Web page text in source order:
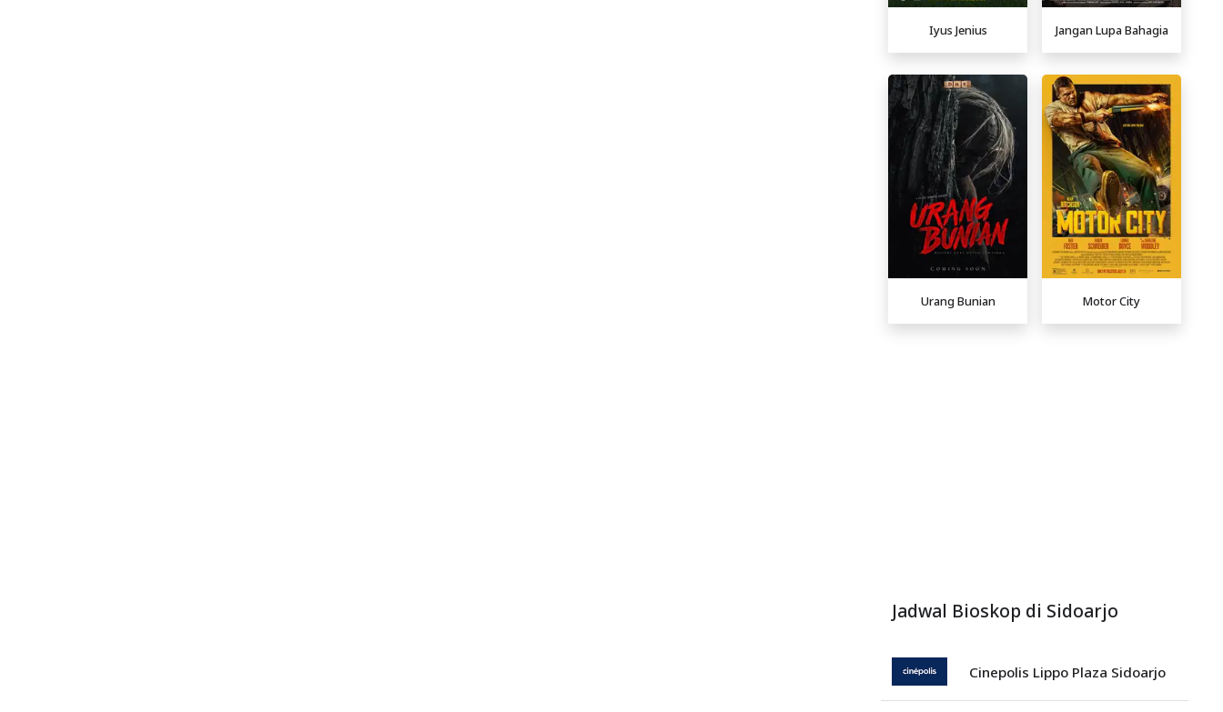
Iyus Jenius Jangan Lupa Bahagia
Urang Bunian Motor City
Jadwal Bioskop di Sidoarjo
Cinepolis Lippo Plaza Sidoarjo